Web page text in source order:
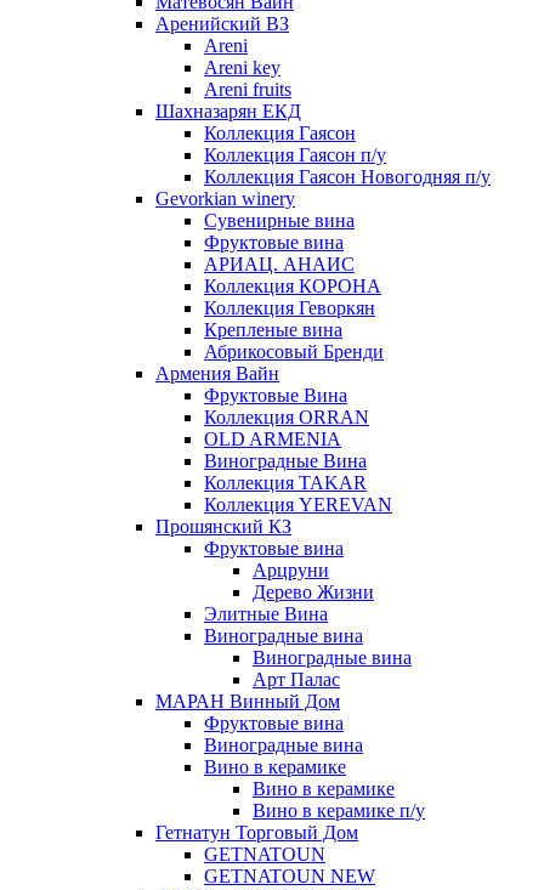
Аренийский ВЗ
Areni
Areni key
Areni fruits
Шахназарян ЕКД
Коллекция Гаясон
Коллекция Гаясон п/у
Коллекция Гаясон Новогодняя п/у
Gevorkian winery
Сувенирные вина
Фруктовые вина
АРИАЦ. АНАИС
Коллекция КОРОНА
Коллекция Геворкян
Крепленые вина
Абрикосовый Бренди
Армения Вайн
Фруктовые Вина
Коллекция ORRAN
OLD ARMENIA
Виноградные Вина
Коллекция TAKAR
Коллекция YEREVAN
Прошянский КЗ
Фруктовые вина
Арцруни
Дерево Жизни
Элитные Вина
Виноградные вина
Виноградные вина
Арт Палас
МАРАН Винный Дом
Фруктовые вина
Виноградные вина
Вино в керамике
Вино в керамике
Вино в керамике п/у
Гетнатун Торговый Дом
GETNATOUN
GETNATOUN NEW